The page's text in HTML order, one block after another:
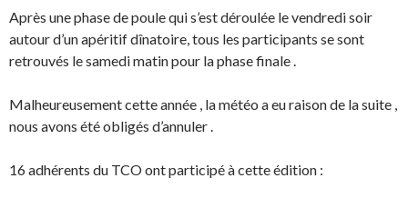
Après une phase de poule qui s’est déroulée le vendredi soir
autour d’un apéritif dînatoire, tous les participants se sont
retrouvés le samedi matin pour la phase finale .
Malheureusement cette année , la météo a eu raison de la suite ,
nous avons été obligés d’annuler .
16 adhérents du TCO ont participé à cette édition :